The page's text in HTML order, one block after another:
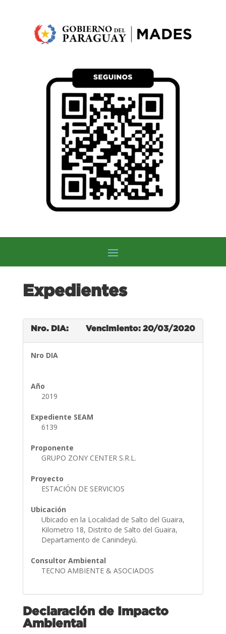
Expedientes
Nro. DIA: Vencimiento: 20/03/2020
Nro DIA
Año
2019
Expediente SEAM
6139
Proponente
GRUPO ZONY CENTER S.R.L.
Proyecto
ESTACIÓN DE SERVICIOS
Ubicación
Ubicado en la Localidad de Salto del Guaira,
Kilometro 18, Distrito de Salto del Guaira,
Departamento de Canindeyú.
Consultor Ambiental
TECNO AMBIENTE & ASOCIADOS
Declaración de Impacto
Ambiental